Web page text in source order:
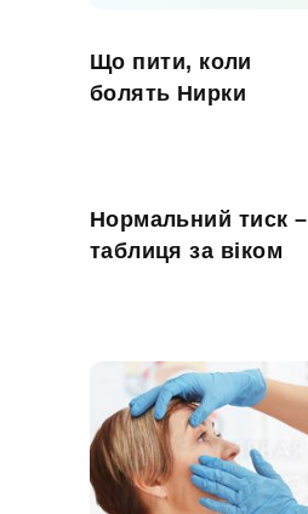
Що пити, коли
болять Нирки
Нормальний тиск –
таблиця за віком